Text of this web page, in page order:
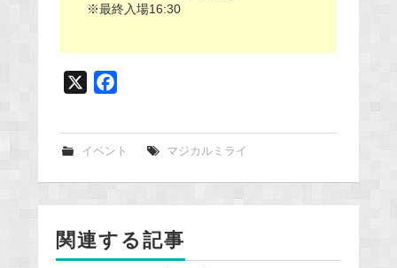
※最終入場16:30
e
k
イベント マジカルミライ
関連する記事